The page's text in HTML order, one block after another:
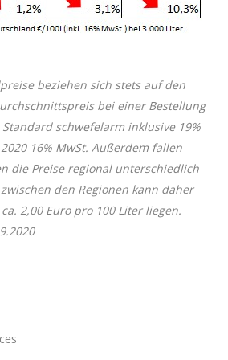
beziehen sich stets auf den
bei einer Bestellung
schwefelarm inklusive 19%
16% MwSt. Außerdem fallen
die Preise regional unterschiedlich
den Regionen kann daher
2,00 Euro pro 100 Liter liegen.